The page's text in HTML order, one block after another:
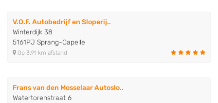
V.O.F. Autobedrijf en Sloperij..
Winterdijk 38
5161PJ Sprang-Capelle
Op 3,91 km afstand
Frans van den Mosselaar Autoslo..
Watertorenstraat 6